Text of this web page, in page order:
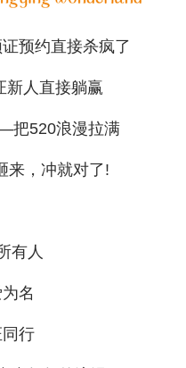
预约直接杀疯了
人直接躺赢
520浪漫拉满
，冲就对了!
人
名
行